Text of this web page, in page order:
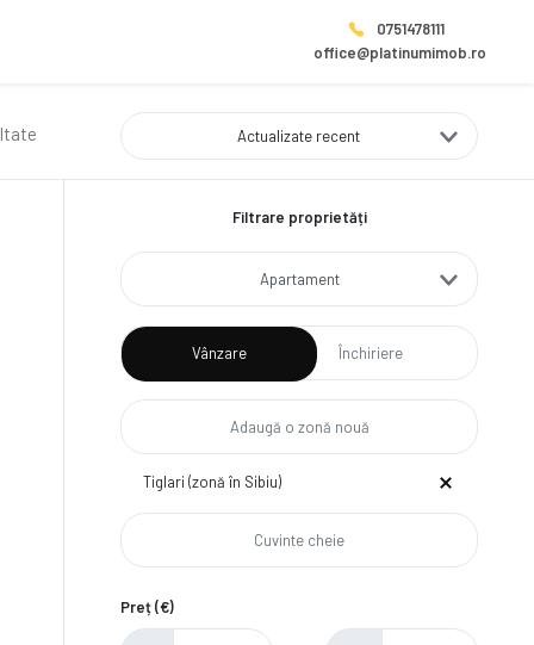
0751478111
office@platinumimob.ro
Actualizate recent
Filtrare proprietăți
Apartament
Vânzare Închiriere
Tiglari (zonă în Sibiu)
Preț (€)